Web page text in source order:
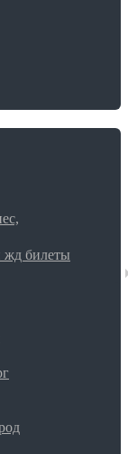
жд билеты